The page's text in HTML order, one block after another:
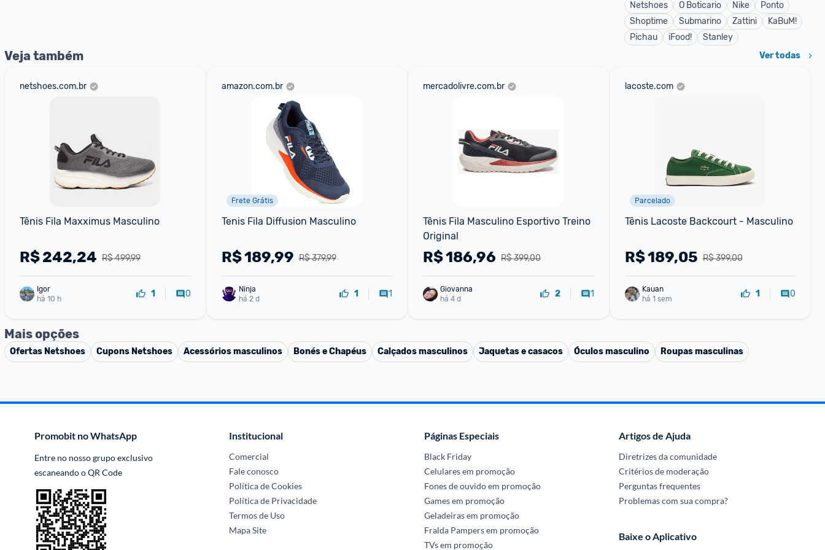
Netshoes
O Boticario Nike
Ponto
Shoptime
Submarino Zattini
KaBuM!
Pichau
iFood! Stanley
Veja também Ver todas
netshoes.com.br
Tênis Fila Maxximus Masculino
R$ 499,99
R$242,24
Igor
há 10 h
1 0
amazon.com.br
Frete Grátis
Tenis Fila Diffusion Masculino
R$ 379,99
R$189,99
há 2 d
1 1
mercadolivre.com.br
Tênis Fila Masculino Esportivo Treino
Original
R$ 399,00
R$186,96
Giovanna
há 4 d
2 1
lacoste.com
Parcelado
Tênis Lacoste Backcourt - Masculino
R$ 399,00
R$189,05
Kauan
há 1 sem
1 0
Mais opções
Ofertas Netshoes Cupons Netshoes Acessórios masculinos Bonés e Chapéus Calçados masculinos Jaquetas e casacos Óculos masculino Roupas masculinas
Promobit no WhatsApp
Entre no nosso grupo exclusivo
escaneando o QR Code
Institucional
Comercial
Fale conosco
Política de Cookies
Política de Privacidade
Termos de Uso
Mapa Site
Páginas Especiais
Black Friday
Celulares em promoção
Fones de ouvido em promoção
Games em promoção
Geladeiras em promoção
Fralda Pampers em promoção
TVs em promoção
Artigos de Ajuda
Diretrizes da comunidade
Critérios de moderação
Perguntas frequentes
Problemas com sua compra?
Baixe o Aplicativo